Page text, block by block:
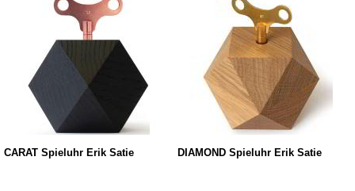
CARAT Spieluhr Erik Satie DIAMOND Spieluhr Erik Satie